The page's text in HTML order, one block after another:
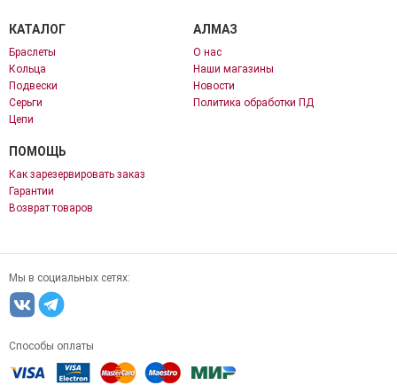
КАТАЛОГ
Браслеты
Кольца
Подвески
Серьги
Цепи
АЛМАЗ
О нас
Наши магазины
Новости
Политика обработки ПД
ПОМОЩЬ
Как зарезервировать заказ
Гарантии
Возврат товаров
Мы в социальных сетях:
Способы оплаты